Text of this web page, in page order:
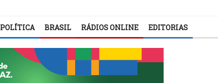
POLÍTICA BRASIL RÁDIOS ONLINE EDITORIAS